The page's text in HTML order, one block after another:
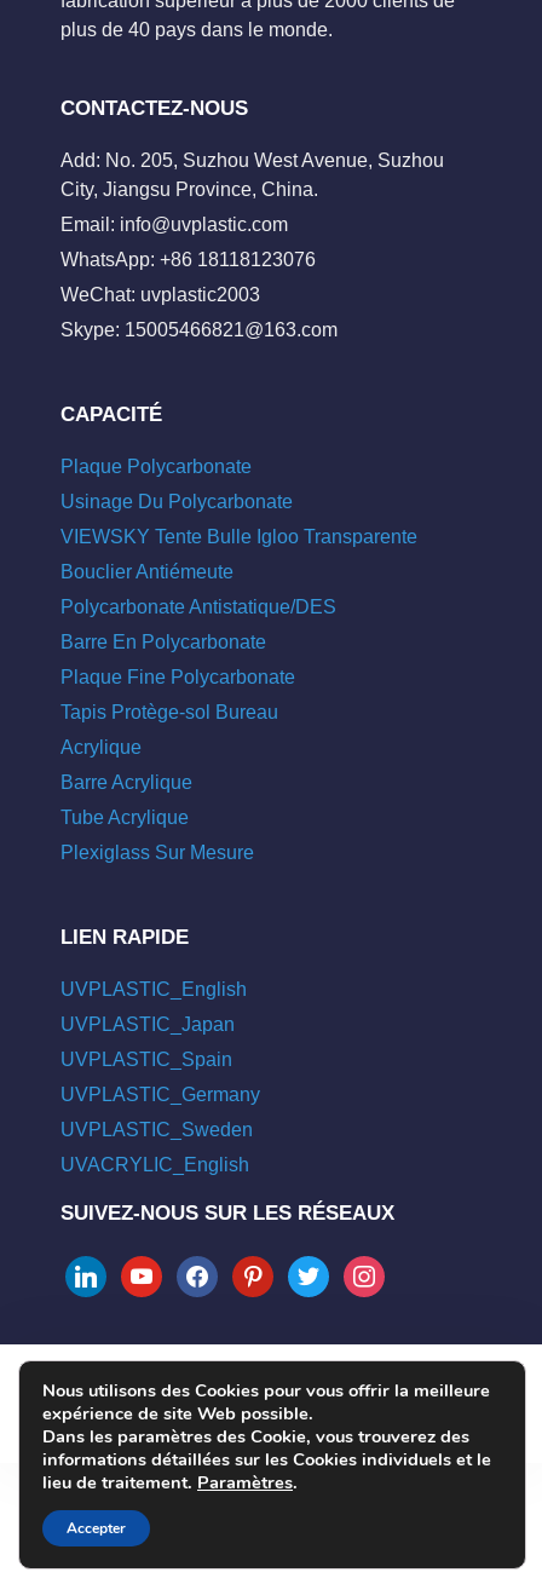
plus de 40 pays dans le monde.
CONTACTEZ-NOUS
Add: No. 205, Suzhou West Avenue, Suzhou
City, Jiangsu Province, China.
Email: info@uvplastic.com
WhatsApp: +86 18118123076
WeChat: uvplastic2003
Skype: 15005466821@163.com
CAPACITÉ
Plaque Polycarbonate
Usinage Du Polycarbonate
VIEWSKY Tente Bulle Igloo Transparente
Bouclier Antiémeute
Polycarbonate Antistatique/DES
Barre En Polycarbonate
Plaque Fine Polycarbonate
Tapis Protège-sol Bureau
Acrylique
Barre Acrylique
Tube Acrylique
Plexiglass Sur Mesure
LIEN RAPIDE
UVPLASTIC_English
UVPLASTIC_Japan
UVPLASTIC_Spain
UVPLASTIC_Germany
UVPLASTIC_Sweden
UVACRYLIC_English
SUIVEZ-NOUS SUR LES RÉSEAUX
linkedinyoutubefacebookpinteresttwitter instagram
COPYRIGHT © 2004 - 2026 UVPLASTIC MATERIAL TECHNOLOGY
CO., LTD. ALL RIGHTS RESERVED
Nous utilisons des Cookies pour vous offrir la meilleure
expérience de site Web possible.
Dans les paramètres des Cookie, vous trouverez des
informations détaillées sur les Cookies individuels et le
lieu de traitement. Paramètres.
Accepter